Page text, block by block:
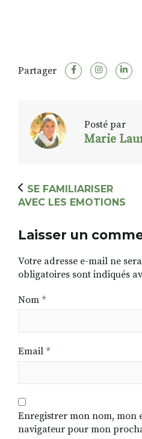
Partager
Posté par
Marie
SE FAMILIARISER
AVEC LES EMOTIONS
Laisser un
Votre adresse e-mail ne
obligatoires sont indiqués
Nom *
Email *
Enregistrer mon nom, mon
navigateur pour mon